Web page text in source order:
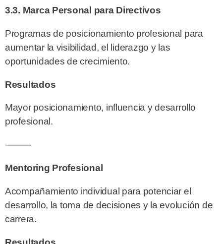
3.3. Marca Personal para Directivos
Programas de posicionamiento profesional para
aumentar la visibilidad, el liderazgo y las
oportunidades de crecimiento.
Resultados
Mayor posicionamiento, influencia y desarrollo
profesional.
⸻
Mentoring Profesional
Acompañamiento individual para potenciar el
desarrollo, la toma de decisiones y la evolución de
carrera.